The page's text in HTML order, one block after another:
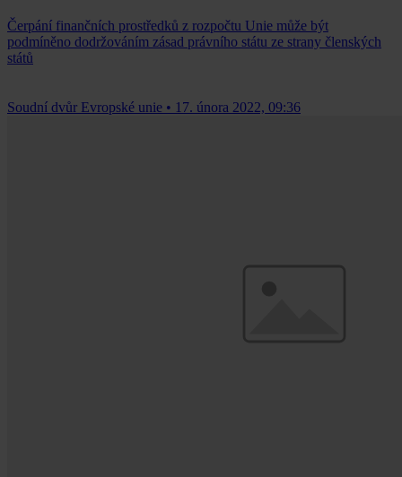
Čerpání finančních prostředků z rozpočtu Unie může být
podmíněno dodržováním zásad právního státu ze strany členských
států
Soudní dvůr Evropské unie • 17. února 2022, 09:36